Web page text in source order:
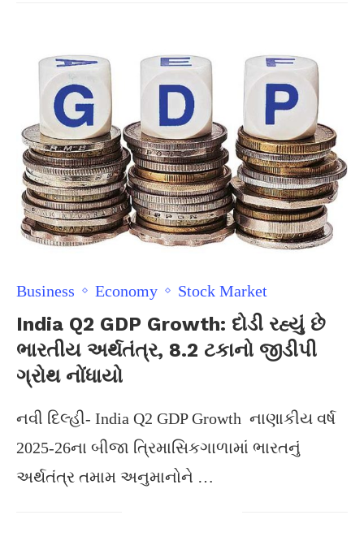
Business Economy Stock Market
India Q2 GDP Growth: દોડી રહ્યું છે
ભારતીય અર્થતંત્ર, 8.2 ટકાનો જીડીપી
ગ્રોથ નોંધાયો
નવી દિલ્હી- India Q2 GDP Growth નાણાકીય વર્ષ
2025-26ના બીજા ત્રિમાસિકગાળામાં ભારતનું
અર્થતંત્ર તમામ અનુમાનોને …